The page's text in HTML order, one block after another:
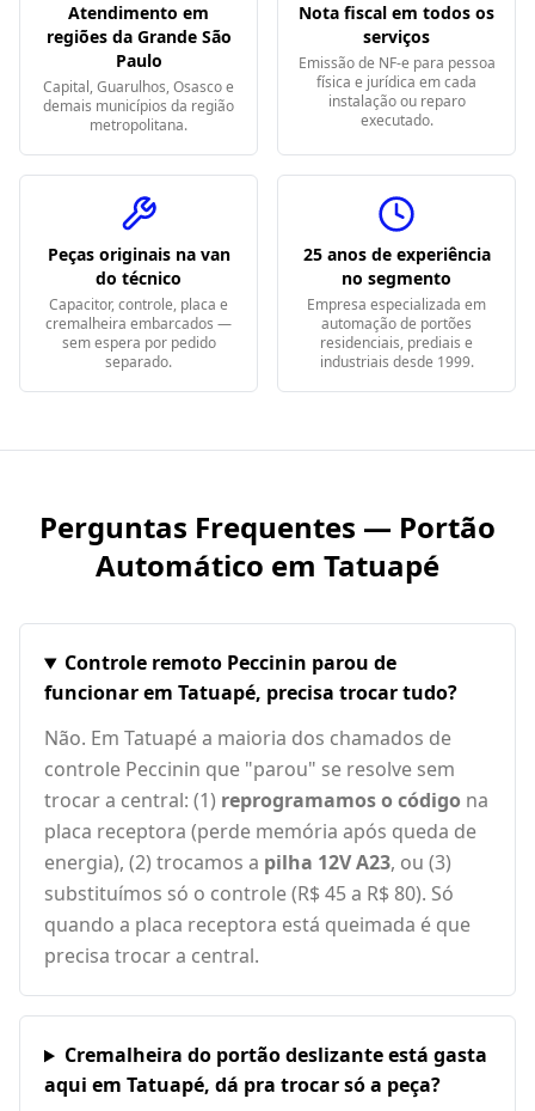
Atendimento em
regiões da Grande São
Paulo
Capital, Guarulhos, Osasco e
demais municípios da região
metropolitana.
Nota fiscal em todos os
serviços
Emissão de NF-e para pessoa
física e jurídica em cada
instalação ou reparo
executado.
Peças originais na van
do técnico
Capacitor, controle, placa e
cremalheira embarcados —
sem espera por pedido
separado.
25 anos de experiência
no segmento
Empresa especializada em
automação de portões
residenciais, prediais e
industriais desde 1999.
Perguntas Frequentes — Portão
Automático em Tatuapé
Controle remoto Peccinin parou de
funcionar em Tatuapé, precisa trocar tudo?
Não. Em Tatuapé a maioria dos chamados de
controle Peccinin que "parou" se resolve sem
trocar a central: (1) reprogramamos o código na
placa receptora (perde memória após queda de
energia), (2) trocamos a pilha 12V A23, ou (3)
substituímos só o controle (R$ 45 a R$ 80). Só
quando a placa receptora está queimada é que
precisa trocar a central.
Cremalheira do portão deslizante está gasta
aqui em Tatuapé, dá pra trocar só a peça?